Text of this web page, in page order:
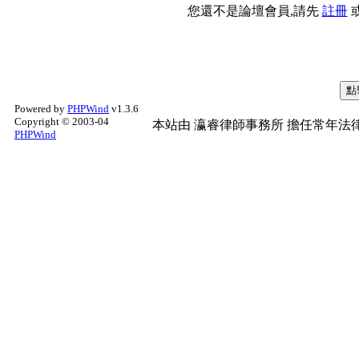
您還不是論壇會員,請先 註冊
Powered by PHPWind v1.3.6
Copyright © 2003-04
PHPWind
本站由 瀛睿律師事務所 擔任常年法